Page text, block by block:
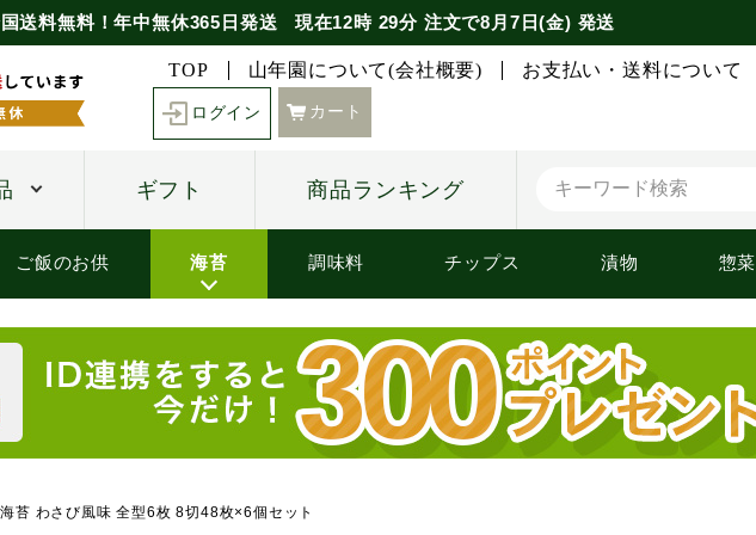
送料無料！年中無休365日発送 現在12時 29分 注文で8月7日(金) 発送
TOP 山年園について(会社概要) お支払い・送料について
ログイン カート
ギフト 商品ランキング
ご飯のお供 海苔 調味料 チップス 漬物 惣菜
海苔 わさび風味 全型6枚 8切48枚×6個セット